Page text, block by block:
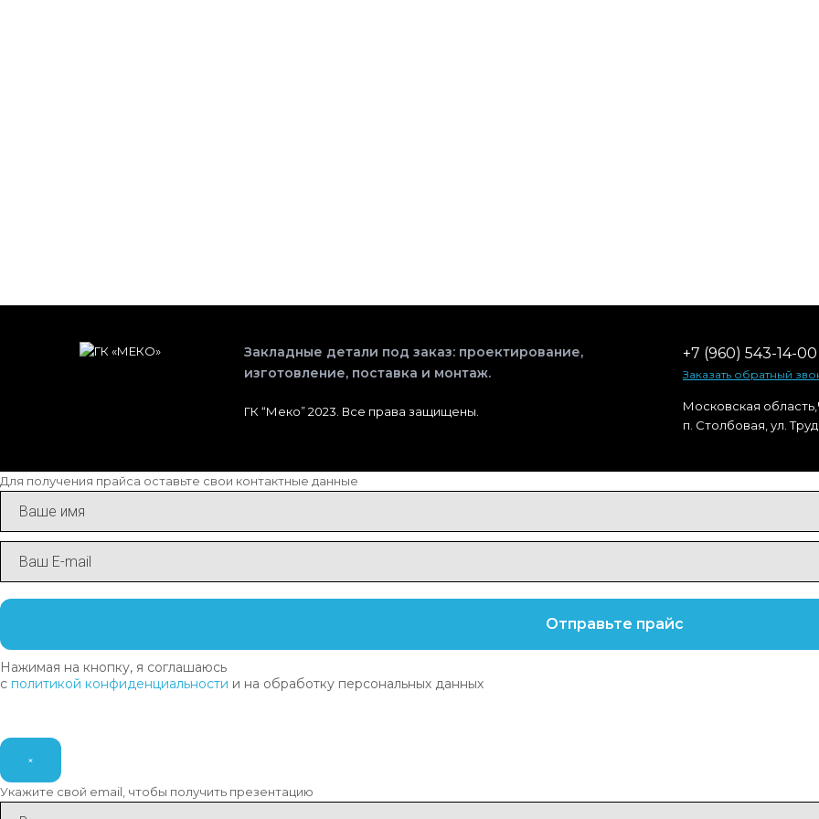
Закладные детали под заказ: проектирование,
изготовление, поставка и монтаж.
ГК “Меко” 2023. Все права защищены.
+7 (960) 543-14-00
Заказать обратный
Московская
п. Столбовая, ул.
Для получения прайса оставьте свои контактные данные
Нажимая на кнопку, я соглашаюсь
с политикой конфиденциальности и на обработку персональных данных
×
Укажите свой email, чтобы получить презентацию